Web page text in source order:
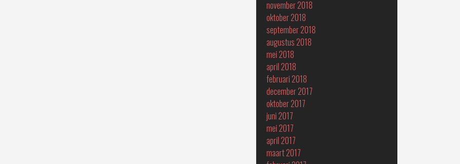
november 2018
oktober 2018
september 2018
augustus 2018
mei 2018
april 2018
februari 2018
december 2017
oktober 2017
juni 2017
mei 2017
april 2017
maart 2017